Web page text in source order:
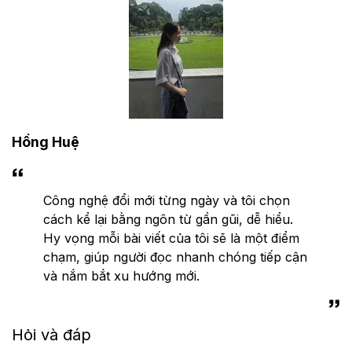
Hồng Huệ
Công nghệ đổi mới từng ngày và tôi chọn
cách kể lại bằng ngôn từ gần gũi, dễ hiểu.
Hy vọng mỗi bài viết của tôi sẽ là một điểm
chạm, giúp người đọc nhanh chóng tiếp cận
và nắm bắt xu hướng mới.
Hỏi và đáp